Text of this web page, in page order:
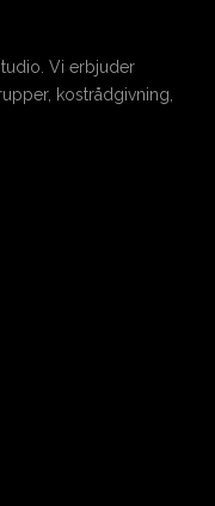
Vi erbjuder
kostrådgivning,